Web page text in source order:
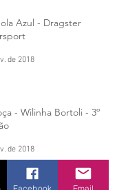
Azul - Dragster
de 2018
- Wilinha Bortoli - 3º
de 2018
Facebook Email